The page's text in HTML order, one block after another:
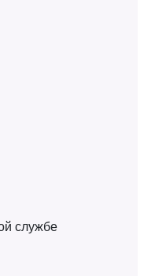
службе